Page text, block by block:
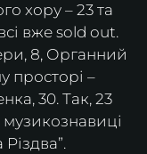
хору – 23 та
вже sold out.
8, Органний
просторі –
30. Так, 23
музикознавиці